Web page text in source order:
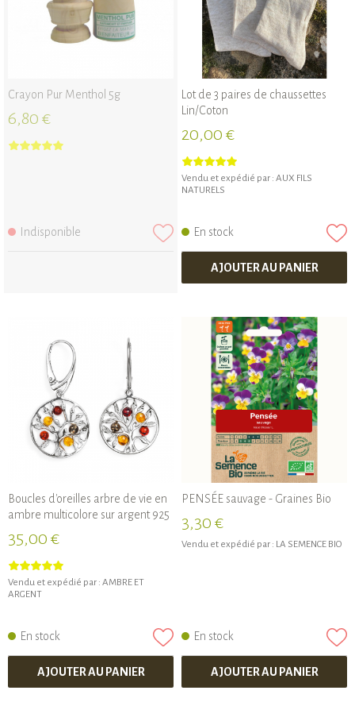
Crayon Pur Menthol 5g
6,80 €
Indisponible
Lot de 3 paires de chaussettes
Lin/Coton
20,00 €
Vendu et expédié par : AUX FILS
NATURELS
En stock
AJOUTER AU PANIER
Boucles d'oreilles arbre de vie en
ambre multicolore sur argent 925
35,00 €
Vendu et expédié par : AMBRE ET
ARGENT
En stock
AJOUTER AU PANIER
PENSÉE sauvage - Graines Bio
3,30 €
Vendu et expédié par : LA SEMENCE BIO
En stock
AJOUTER AU PANIER